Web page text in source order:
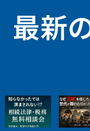
最新